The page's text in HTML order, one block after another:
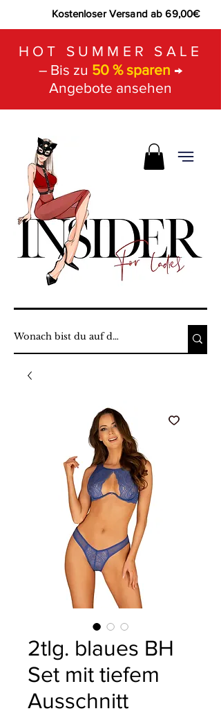
Kostenloser Versand ab 69,00€
HOT SUMMER SALE
– Bis zu 50 % sparen →
Angebote ansehen
2tlg. blaues BH
Set mit tiefem
Ausschnitt